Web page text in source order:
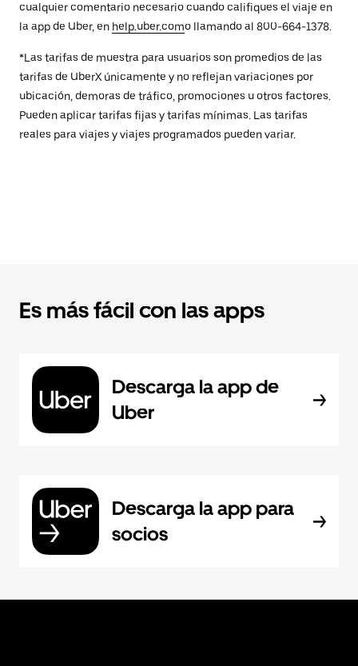
cualquier comentario necesario cuando califiques el viaje en
la app de Uber, en help.uber.como llamando al 800-664-1378.
*Las tarifas de muestra para usuarios son promedios de las
tarifas de UberX únicamente y no reflejan variaciones por
ubicación, demoras de tráfico, promociones u otros factores.
Pueden aplicar tarifas fijas y tarifas mínimas. Las tarifas
reales para viajes y viajes programados pueden variar.
Es más fácil con las apps
Descarga la app de
Uber
Descarga la app para
socios